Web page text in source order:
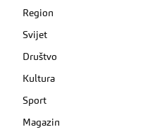
Region
Svijet
Društvo
Kultura
Sport
Magazin